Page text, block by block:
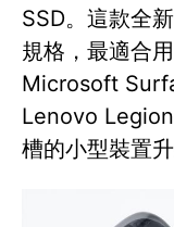
SSD。這款全
規格，最適合
Microsoft
Lenovo
槽的小型裝置